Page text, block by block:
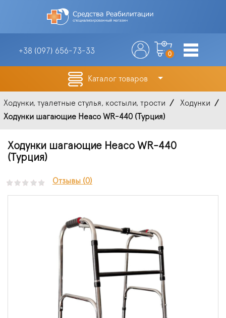
+38 (097) 656-73-33 0
Каталог товаров
Ходунки, туалетные стулья, костыли, трости
Ходунки
Ходунки шагающие Heaco WR-440 (Турция)
Ходунки шагающие Heaco WR-440
(Турция)
Отзывы (0)